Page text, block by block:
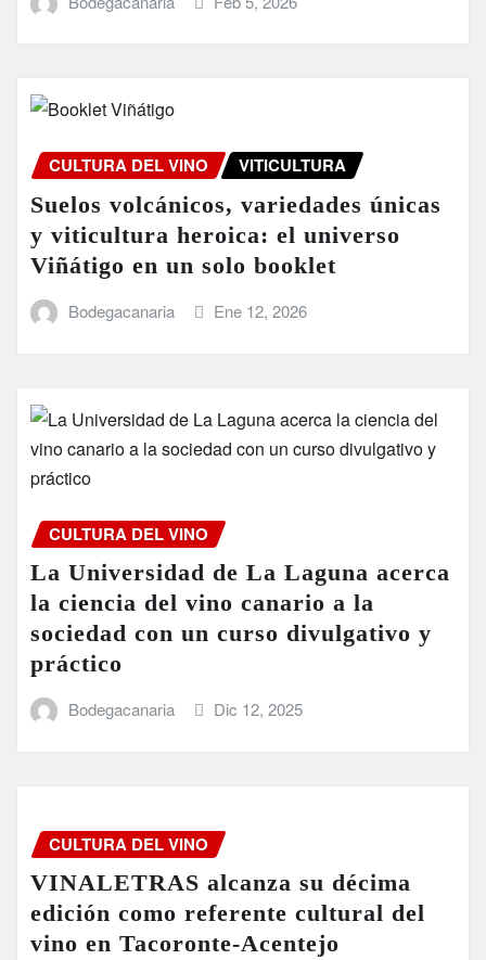
CULTURA DEL VINO VITICULTURA
Suelos volcánicos, variedades únicas
y viticultura heroica: el universo
Viñátigo en un solo booklet
Bodegacanaria Ene 12, 2026
CULTURA DEL VINO
La Universidad de La Laguna acerca
la ciencia del vino canario a la
sociedad con un curso divulgativo y
práctico
Bodegacanaria Dic 12, 2025
CULTURA DEL VINO
VINALETRAS alcanza su décima
edición como referente cultural del
vino en Tacoronte-Acentejo